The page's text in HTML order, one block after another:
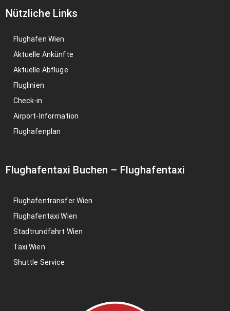
Nützliche Links
Flughafen Wien
Aktuelle Ankünfte
Aktuelle Abflüge
Fluglinien
Check-in
Airport-Information
Flughafenplan
Flughafentaxi Buchen – Flughafentaxi
Flughafentransfer Wien
Flughafentaxi Wien
Stadtrundfahrt Wien
Taxi Wien
Shuttle Service